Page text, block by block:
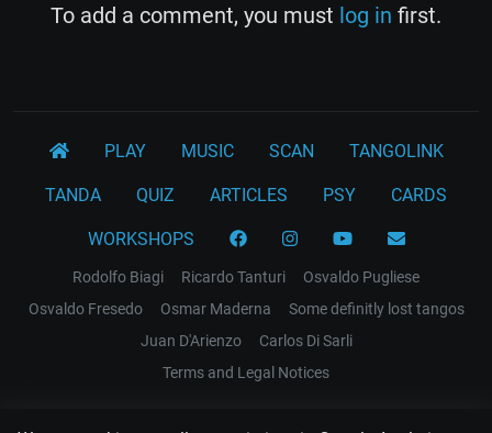
To add a comment, you must log in first.
PLAY MUSIC SCAN TANGOLINK
TANDA QUIZ ARTICLES PSY CARDS
WORKSHOPS
Rodolfo Biagi Ricardo Tanturi
Osvaldo Pugliese
Osvaldo Fresedo
Osmar Maderna
Some definitly lost tangos
Juan D'Arienzo
Carlos Di Sarli
Terms and Legal Notices
EL RECODO TANGO